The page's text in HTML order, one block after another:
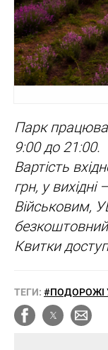
Парк
9:00 до 21:00.
Вартість
грн, у вихідні
Військовим,
Квитки
ТЕГИ: #ПОДОРОЖІ